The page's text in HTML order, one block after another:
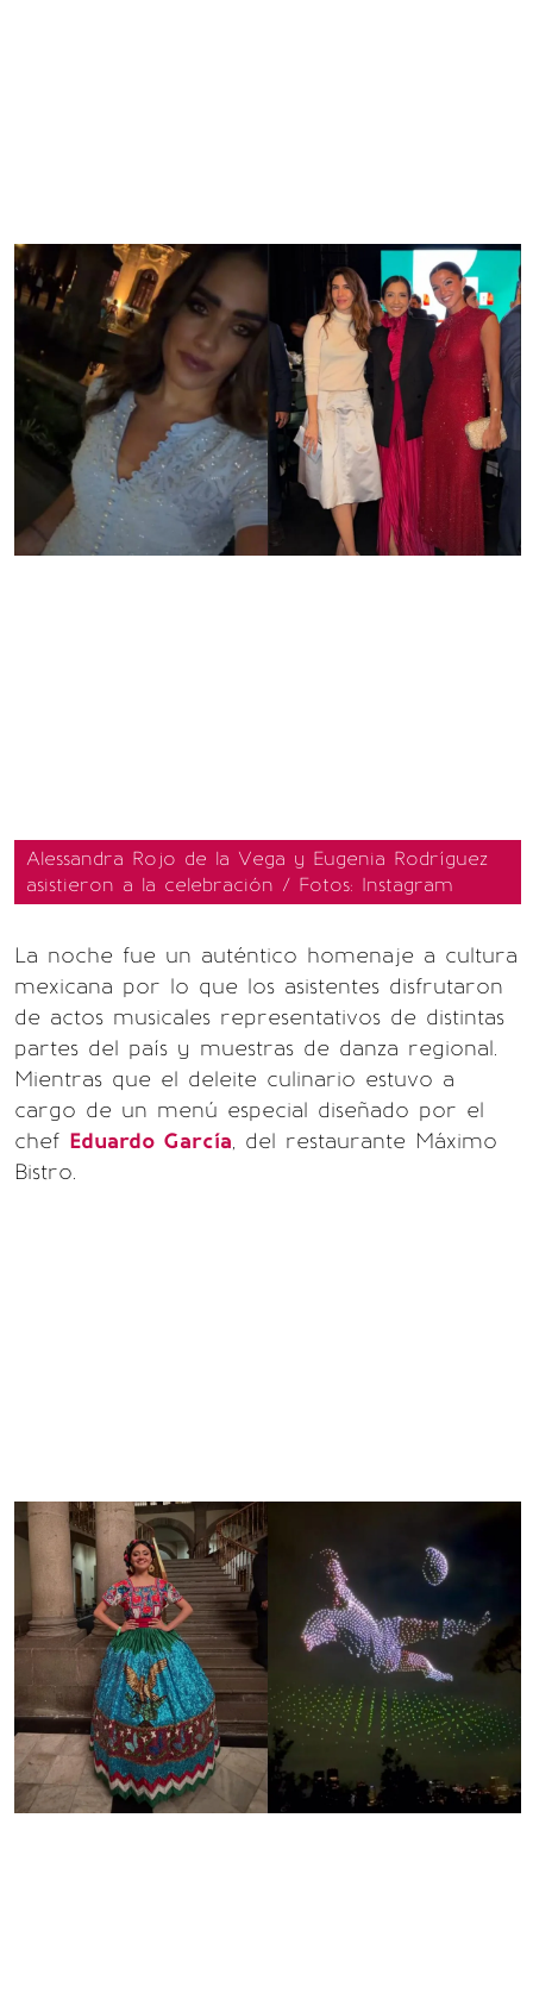
Alessandra Rojo de la Vega y Eugenia Rodríguez
asistieron a la celebración / Fotos: Instagram
La noche fue un auténtico homenaje a cultura
mexicana por lo que los asistentes disfrutaron
de actos musicales representativos de distintas
partes del país y muestras de danza regional.
Mientras que el deleite culinario estuvo a
cargo de un menú especial diseñado por el
chef Eduardo García, del restaurante Máximo
Bistro.